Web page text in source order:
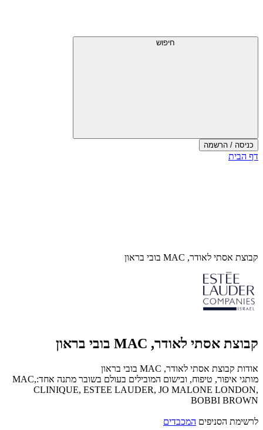
עליון
חיפוש
כניסה / הרשמה
סוף
דף הבית
קבוצת אסתי לאודר, MAC בובי בראון
קבוצת אסתי לאודר, MAC בובי בראון
אודות קבוצת אסתי לאודר, MAC בובי בראון
מותגי איפור, טיפוח, ובישום המובילים בעולם בשובר מתנה אחד:MAC,
CLINIQUE, ESTEE LAUDER, JO MALONE LONDON,
BOBBI BROWN
לרשימת הסניפים המכבדים